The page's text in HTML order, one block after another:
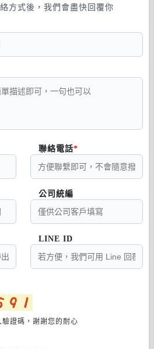
方式後，我們會盡快回覆你
聯絡電話
公司統編
LINE ID
證碼，謝謝您的耐心